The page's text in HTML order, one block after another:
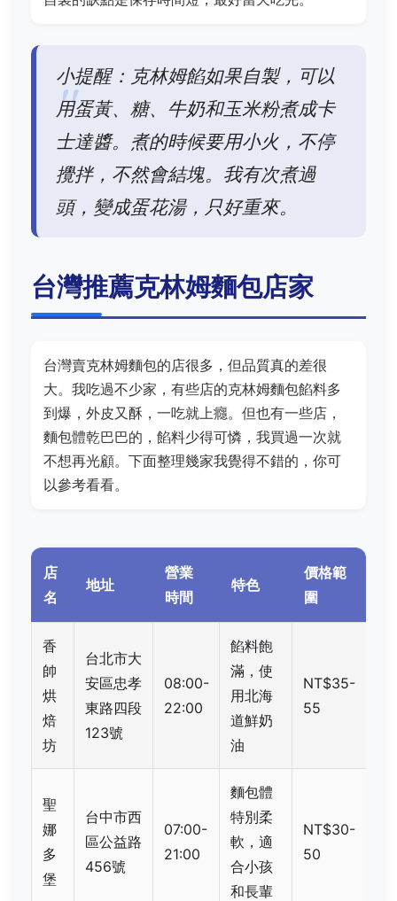
小提醒：克林姆餡如果自製，可以
用蛋黃、糖、牛奶和玉米粉煮成卡
士達醬。煮的時候要用小火，不停
攪拌，不然會結塊。我有次煮過
頭，變成蛋花湯，只好重來。
台灣推薦克林姆麵包店家
台灣賣克林姆麵包的店很多，但品質真的差很
大。我吃過不少家，有些店的克林姆麵包餡料多
到爆，外皮又酥，一吃就上癮。但也有一些店，
麵包體乾巴巴的，餡料少得可憐，我買過一次就
不想再光顧。下面整理幾家我覺得不錯的，你可
以參考看看。
店
名
地址
營業
時間
特色
價格範
圍
香
帥
烘
焙
坊
台北市大
安區忠孝
東路四段
123號
08:00-
22:00
餡料飽
滿，使
用北海
道鮮奶
油
NT$35-
55
聖
娜
多
堡
台中市西
區公益路
456號
07:00-
21:00
麵包體
特別柔
軟，適
合小孩
和長輩
NT$30-
50